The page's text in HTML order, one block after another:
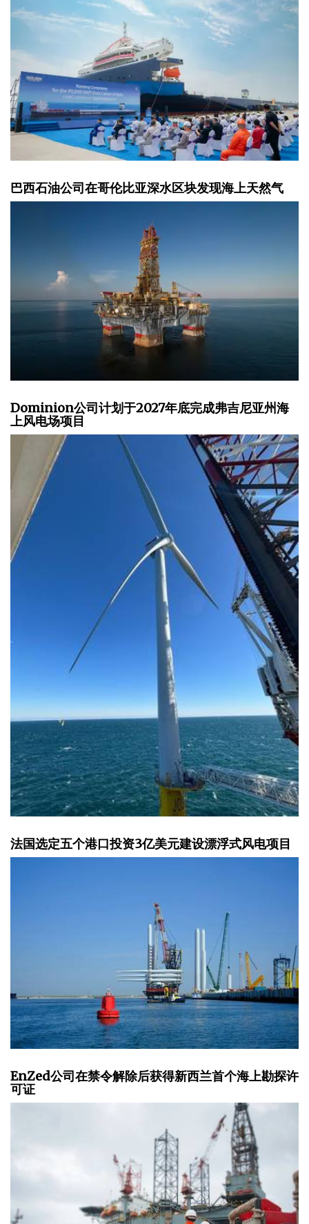
巴西石油公司在哥伦比亚深水区块发现海上天然气
Dominion公司计划于2027年底完成弗吉尼亚州海
上风电场项目
法国选定五个港口投资3亿美元建设漂浮式风电项目
EnZed公司在禁令解除后获得新西兰首个海上勘探许
可证